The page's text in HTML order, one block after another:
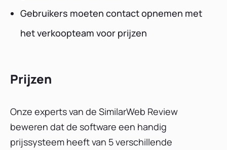
Gebruikers moeten contact opnemen met
het verkoopteam voor prijzen
Prijzen
Onze experts van de SimilarWeb Review
beweren dat de software een handig
prijssysteem heeft van 5 verschillende